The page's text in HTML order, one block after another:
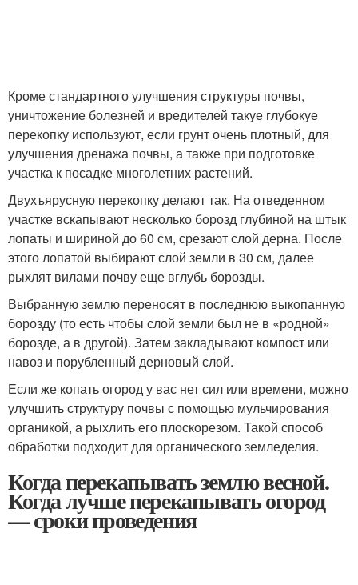
Кроме стандартного улучшения структуры почвы,
уничтожение болезней и вредителей такуе глубокуе
перекопку используют, если грунт очень плотный, для
улучшения дренажа почвы, а также при подготовке
участка к посадке многолетних растений.
Двухъярусную перекопку делают так. На отведенном
участке вскапывают несколько борозд глубиной на штык
лопаты и шириной до 60 см, срезают слой дерна. После
этого лопатой выбирают слой земли в 30 см, далее
рыхлят вилами почву еще вглубь борозды.
Выбранную землю переносят в последнюю выкопанную
борозду (то есть чтобы слой земли был не в «родной»
борозде, а в другой). Затем закладывают компост или
навоз и порубленный дерновый слой.
Если же копать огород у вас нет сил или времени, можно
улучшить структуру почвы с помощью мульчирования
органикой, а рыхлить его плоскорезом. Такой способ
обработки подходит для органического земледелия.
Когда перекапывать землю весной.
Когда лучше перекапывать огород
— сроки проведения